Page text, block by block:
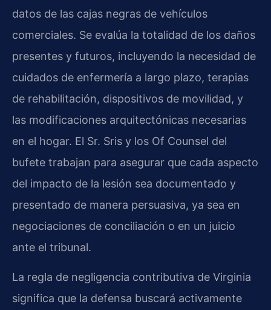
datos de las cajas negras de vehículos
comerciales. Se evalúa la totalidad de los daños
presentes y futuros, incluyendo la necesidad de
cuidados de enfermería a largo plazo, terapias
de rehabilitación, dispositivos de movilidad, y
las modificaciones arquitectónicas necesarias
en el hogar. El Sr. Sris y los Of Counsel del
bufete trabajan para asegurar que cada aspecto
del impacto de la lesión sea documentado y
presentado de manera persuasiva, ya sea en
negociaciones de conciliación o en un juicio
ante el tribunal.
La regla de negligencia contributiva de Virginia
significa que la defensa buscará activamente